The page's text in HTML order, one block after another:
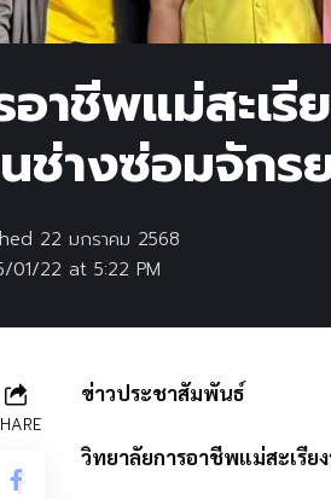
อาชีพแม่สะเ
ช่างซ่อมจักร
22 at 5:22 PM
22 มกราคม 2568
ข่าวประชาสัมพันธ์
วิทยาลัยการอาชีพแม่สะเรี